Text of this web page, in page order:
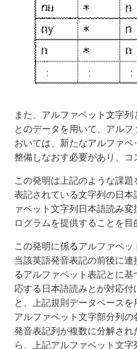
また、アルファベット文字
とのデータを用いて、アル
おいては、新たなアルファ
整備しなおす必要があり、コ
この発明は上記のような課
表記されている文字列の日
ァベット文字列日本語読み
ログラムを提供することを目
この発明に係るアルファベッ
当該英語発音表記の前後に
るアルファベット表記とに
応する日本語読みとが対応
と、上記規則データベース
アルファベット文字部分列
発音表記列が複数に分解さ
ら、上記アルファベット文